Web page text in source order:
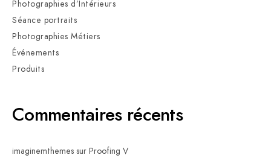
Photographies d’Intérieurs
Séance portraits
Photographies Métiers
Événements
Produits
Commentaires récents
imaginemthemes sur Proofing V